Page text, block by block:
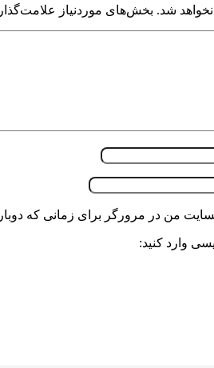
شد. بخش‌های موردنیاز
من در مرورگر برای زمانی که
وارد کنید: